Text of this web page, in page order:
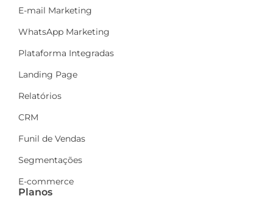
E-mail Marketing
WhatsApp Marketing
Plataforma Integradas
Landing Page
Relatórios
CRM
Funil de Vendas
Segmentações
E-commerce
Planos